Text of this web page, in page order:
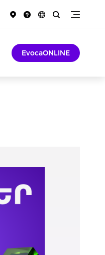
EvocaONLINE